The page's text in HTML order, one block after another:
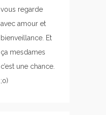
vous regarde
avec amour et
bienveillance. Et
ça mesdames
c’est une chance.
;o)